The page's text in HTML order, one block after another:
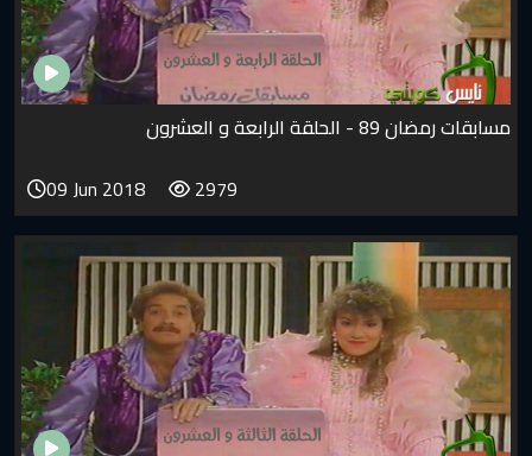
مسابقات رمضان 89 - الحلقة الرابعة و العشرون
2979
09 Jun 2018